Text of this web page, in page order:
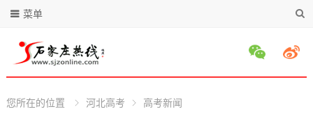
菜单
您所在的位置 河北高考 高考新闻